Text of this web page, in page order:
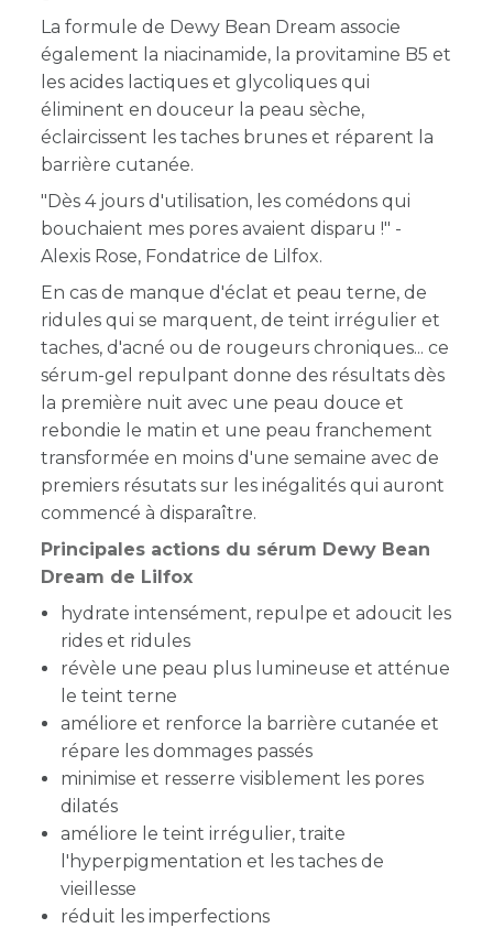
La formule de Dewy Bean Dream associe
également la niacinamide, la provitamine B5 et
les acides lactiques et glycoliques qui
éliminent en douceur la peau sèche,
éclaircissent les taches brunes et réparent la
barrière cutanée.
"Dès 4 jours d'utilisation, les comédons qui
bouchaient mes pores avaient disparu !" -
Alexis Rose, Fondatrice de Lilfox.
En cas de manque d'éclat et peau terne, de
ridules qui se marquent, de teint irrégulier et
taches, d'acné ou de rougeurs chroniques... ce
sérum-gel repulpant donne des résultats dès
la première nuit avec une peau douce et
rebondie le matin et une peau franchement
transformée en moins d'une semaine avec de
premiers résutats sur les inégalités qui auront
commencé à disparaître.
Principales actions du sérum Dewy Bean
Dream de Lilfox
hydrate intensément, repulpe et adoucit les
rides et ridules
révèle une peau plus lumineuse et atténue
le teint terne
améliore et renforce la barrière cutanée et
répare les dommages passés
minimise et resserre visiblement les pores
dilatés
améliore le teint irrégulier, traite
l'hyperpigmentation et les taches de
vieillesse
réduit les imperfections